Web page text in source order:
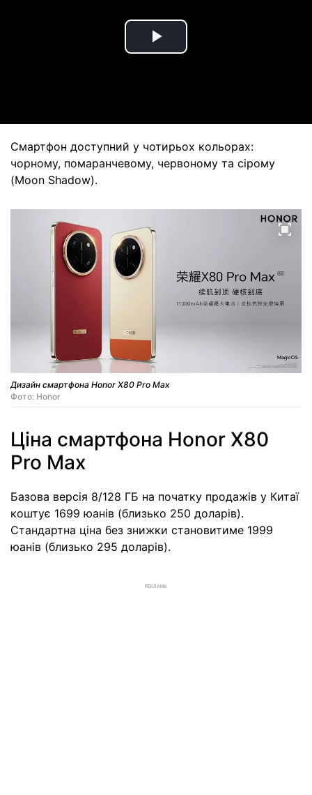
Play
Смартфон доступний у чотирьох кольорах:
чорному, помаранчевому, червоному та сірому
(Moon Shadow).
Дизайн смартфона Honor X80 Pro Max
Фото: Honor
Ціна смартфона Honor X80
Pro Max
Базова версія 8/128 ГБ на початку продажів у Китаї
коштує 1699 юанів (близько 250 доларів).
Стандартна ціна без знижки становитиме 1999
юанів (близько 295 доларів).
РЕКЛАМА